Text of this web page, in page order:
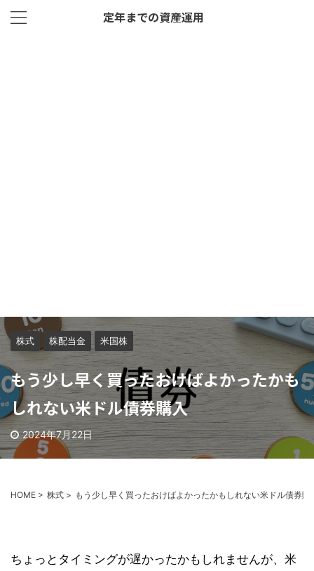
定年までの資産運用
株式 株配当金 米国株
もう少し早く買ったおけばよかったかも
しれない米ドル債券購入
2024年7月22日
HOME > 株式 > もう少し早く買ったおけばよかったかもしれない米ドル債券購
ちょっとタイミングが遅かったかもしれませんが、米